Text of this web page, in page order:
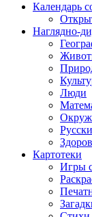
Календарь
Наглядно-
Люди
Картотеки
Игры